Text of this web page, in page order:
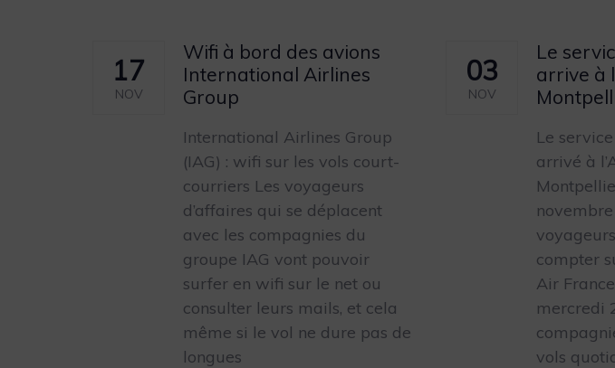
17
NOV
Wifi à bord des avions
International Airlines
Group
International Airlines Group
(IAG) : wifi sur les vols court-
courriers Les voyageurs
d’affaires qui se déplacent
avec les compagnies du
groupe IAG vont pouvoir
surfer en wifi sur le net ou
consulter leurs mails, et cela
même si le vol ne dure pas de
longues
03
NOV
Le
arrive à
Le
arrivé à
compter
Air
mercredi
vols